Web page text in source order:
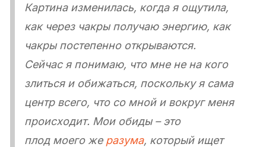
Картина изменилась, когда я ощутила,
как через чакры получаю энергию, как
чакры постепенно открываются.
Сейчас я понимаю, что мне не на кого
злиться и обижаться, поскольку я сама
центр всего, что со мной и вокруг меня
происходит. Мои обиды – это
плод моего же разума, который ищет